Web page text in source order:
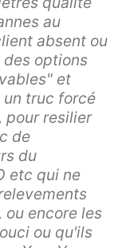
au
absent ou
options
et
truc forcé
pour resilier
de
du
etc qui ne
encore les
ou qu'ils